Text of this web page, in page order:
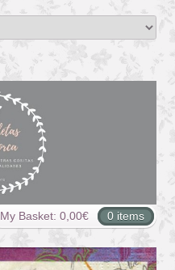
My Basket: 0,00€ 0 items